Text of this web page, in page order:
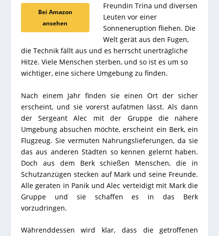
Bei Amazon
ansehen
Freundin Trina und diversen
Leuten vor einer
Sonneneruption fliehen. Die
Welt gerät aus den Fugen,
die Technik fällt aus und es herrscht unerträgliche
Hitze. Viele Menschen sterben, und so ist es um so
wichtiger, eine sichere Umgebung zu finden.
Nach einem Jahr finden sie einen Ort der sicher
erscheint, und sie vorerst aufatmen lässt. Als dann
der Sergeant Alec mit der Gruppe die nähere
Umgebung absuchen möchte, erscheint ein Berk, ein
Flugzeug. Sie vermuten Nahrungslieferungen, da sie
das aus anderen Städten so kennen gelernt haben.
Doch aus dem Berk schießen Menschen, die in
Schutzanzügen stecken auf Mark und seine Freunde.
Alle geraten in Panik und Alec verteidigt mit Mark die
Gruppe und sie schaffen es in das Berk
vorzudringen.
Währenddessen wird klar, dass die getroffenen